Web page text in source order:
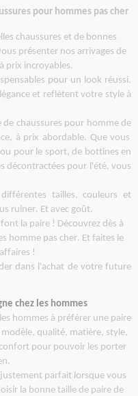
pour hommes pas cher
chaussures et de bonnes
présenter nos arrivages de
prix incroyables.
pour un look réussi.
et reflètent votre style à
chaussures pour homme de
à prix abordable. Que vous
pour le sport, de bottines en
décontractées pour l'été, vous
tailles, couleurs et
ruiner. Et avec goût.
la paire ! Découvrez dès à
homme pas cher. Et faites le
!
dans l'achat de votre future
chez les hommes
hommes à préférer une paire
qualité, matière, style,
pour pouvoir les porter
parfait lorsque vous
la bonne taille de pairede